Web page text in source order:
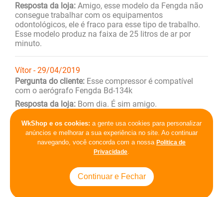
Resposta da loja: Amigo, esse modelo da Fengda não
consegue trabalhar com os equipamentos
odontológicos, ele é fraco para esse tipo de trabalho.
Esse modelo produz na faixa de 25 litros de ar por
minuto.
Vítor - 29/04/2019
Pergunta do cliente: Esse compressor é compatível
com o aerógrafo Fengda Bd-134k
Resposta da loja: Bom dia. É sim amigo.
Marcelo - 23/03/2019
Pergunta do cliente: Vc vende já montado com
Posso lhe enviar os códigos dos produtos e o senhor
montar o seu kit, é mais fácil. Obrigado e aguardo
WkShop e os cookies: a gente usa cookies para personalizar
anúncios e melhorar a sua experiência no site. Ao continuar
navegando, você concorda com a nossa Politica de
Privacidade.
Continuar e Fechar